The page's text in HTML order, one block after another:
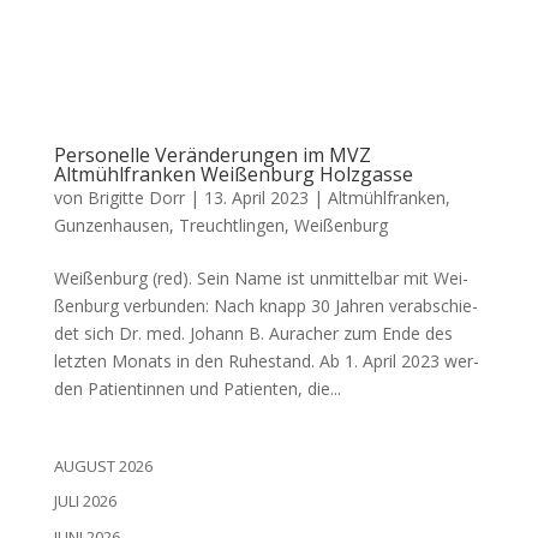
Personelle Veränderungen im MVZ
Altmühlfranken Weißenburg Holzgasse
von Brigitte Dorr| 13. April 2023 | Altmühlfranken,
Gunzenhausen, Treuchtlingen, Weißenburg
Wei­ßen­burg (red). Sein Name ist unmit­tel­bar mit Wei­
ßen­burg ver­bun­den: Nach knapp 30 Jah­ren ver­ab­schie­
det sich Dr. med. Johann B. Aura­cher zum Ende des
letz­ten Monats in den Ruhe­stand. Ab 1. April 2023 wer­
den Pati­en­tin­nen und Pati­en­ten, die...
AUGUST 2026
JULI 2026